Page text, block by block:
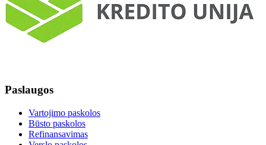
Paslaugos
Vartojimo paskolos
Būsto paskolos
Refinansavimas